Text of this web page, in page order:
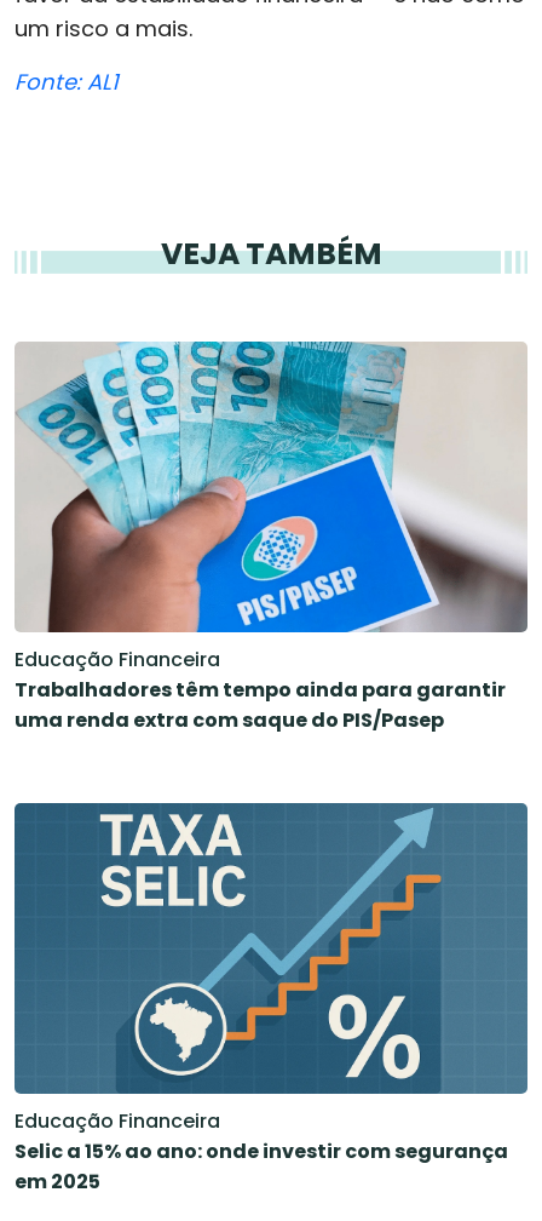
um risco a mais.
Fonte: AL1
VEJA TAMBÉM
Educação Financeira
Trabalhadores têm tempo ainda para garantir
uma renda extra com saque do PIS/Pasep
Educação Financeira
Selic a 15% ao ano: onde investir com segurança
em 2025